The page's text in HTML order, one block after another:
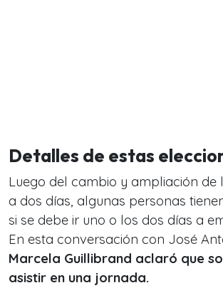
Detalles de estas
Luego del cambio y ampliación de
a dos días, algunas personas
si se debe ir uno o los dos días a
En esta conversación con José
Marcela Guillibrand aclaró que
asistir en una jornada.